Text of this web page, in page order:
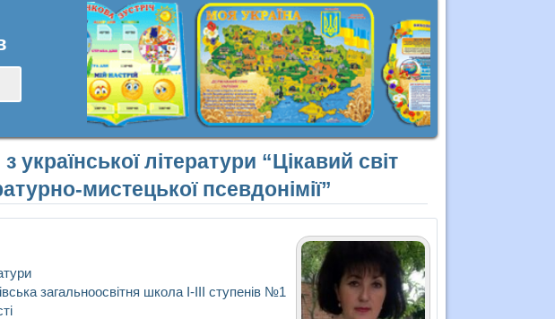
української літератури “Цікавий світ
мистецької псевдонімії”
загальноосвітня школа І-ІІІ ступенів №1